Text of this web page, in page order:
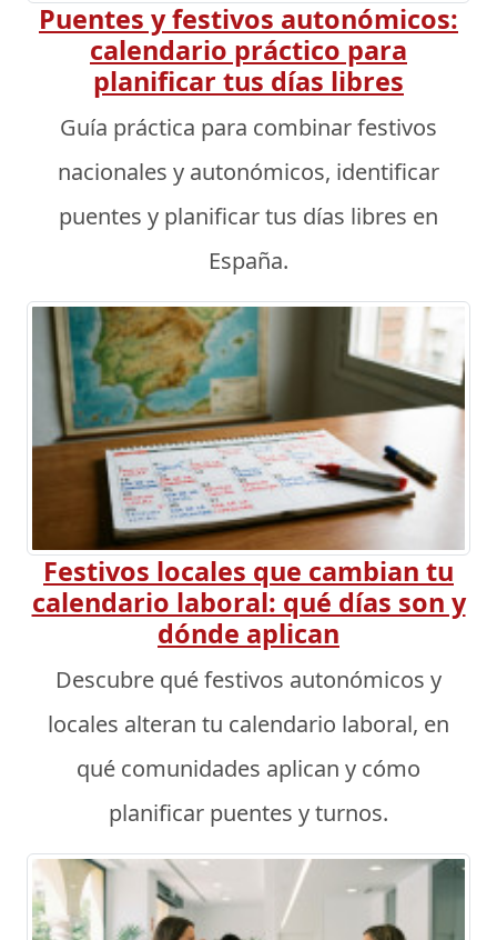
Puentes y festivos autonómicos:
calendario práctico para
planificar tus días libres
Guía práctica para combinar festivos
nacionales y autonómicos, identificar
puentes y planificar tus días libres en
España.
Festivos locales que cambian tu
calendario laboral: qué días son y
dónde aplican
Descubre qué festivos autonómicos y
locales alteran tu calendario laboral, en
qué comunidades aplican y cómo
planificar puentes y turnos.